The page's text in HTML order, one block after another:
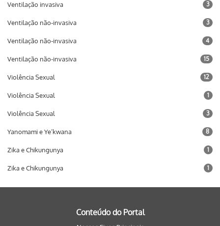
Ventilação invasiva 3
Ventilação não-invasiva 3
Ventilação não-invasiva 4
Ventilação não-invasiva 15
Violência Sexual 12
Violência Sexual 1
Violência Sexual 3
Yanomami e Ye’kwana 8
Zika e Chikungunya 1
Zika e Chikungunya 1
Conteúdo do Portal